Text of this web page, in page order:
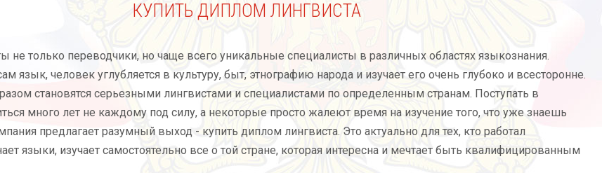
КУПИТЬ ДИПЛОМ ЛИНГВИСТА
не только переводчики, но чаще всего уникальные специалисты в различных областях языкознания.
язык, человек углубляется в культуру, быт, этнографию народа и изучает его очень глубоко и всесторонне.
становятся серьезными лингвистами и специалистами по определенным странам. Поступать в
много лет не каждому под силу, а некоторые просто жалеют время на изучение того, что уже знаешь
предлагает разумный выход - купить диплом лингвиста. Это актуально для тех, кто работал
языки, изучает самостоятельно все о той стране, которая интересна и мечтает быть квалифицированным